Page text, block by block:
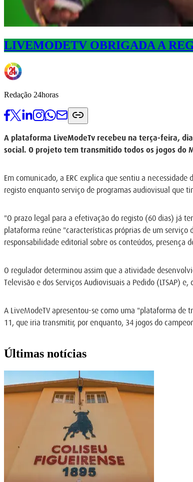
LIVEMODETV OBRIGADA A
Redação 24horas
A plataforma LiveModeTv recebeu na terça-feira,
social. O projeto tem transmitido todos os jogos do
Em comunicado, a ERC explica que sentiu a
registo enquanto serviço de programas audiovisual que
"O prazo legal para a efetivação do registo (60 dias) já
plataforma reúne "características próprias de um
responsabilidade editorial sobre os conteúdos, presença
O regulador determinou assim que a atividade
Televisão e dos Serviços Audiovisuais a Pedido (LTSAP)
A LiveModeTV apresentou-se como uma "plataforma
11, que iria transmitir, por enquanto, 34 jogos do
Últimas notícias